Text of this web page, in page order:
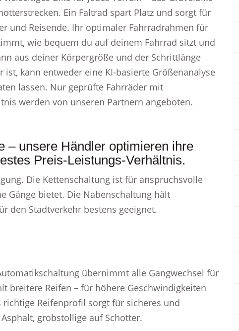
Ein Faltrad spart Platz und sorgt für
und Reisende. Ihr optimaler Fahrradrahmen für
wie bequem du auf deinem Fahrrad sitzt und
aus deiner Körpergröße und der Schrittlänge
kann entweder eine KI-basierte Größenanalyse
lassen. Nur geprüfte Fahrräder mit
werden von unseren Partnern angeboten.
– unsere Händler optimieren ihre
Preis-Leistungs-Verhältnis.
Die Kettenschaltung ist für anspruchsvolle
Gänge bietet. Die Nabenschaltung hält
den Stadtverkehr bestens geeignet.
übernimmt alle Gangwechsel für
breitere Reifen – für höhere Geschwindigkeiten
Reifenprofil sorgt für sicheres und
grobstollige auf Schotter.